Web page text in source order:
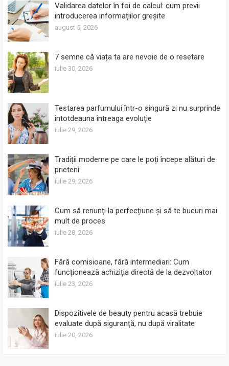
Validarea datelor în foi de calcul: cum previi
introducerea informațiilor greșite
august 5, 2026
7 semne că viața ta are nevoie de o resetare
iulie 30, 2026
Testarea parfumului într-o singură zi nu surprinde
întotdeauna întreaga evoluție
iulie 29, 2026
Tradiții moderne pe care le poți începe alături de
prieteni
iulie 29, 2026
Cum să renunți la perfecțiune și să te bucuri mai
mult de proces
iulie 28, 2026
Fără comisioane, fără intermediari: Cum
funcționează achiziția directă de la dezvoltator
iulie 23, 2026
Dispozitivele de beauty pentru acasă trebuie
evaluate după siguranță, nu după viralitate
iulie 20, 2026